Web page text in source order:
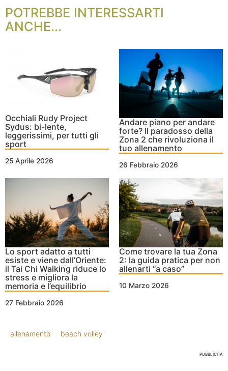
POTREBBE INTERESSARTI
ANCHE...
Occhiali Rudy Project
Sydus: bi-lente,
leggerissimi, per tutti gli
sport
25 Aprile 2026
Andare piano per andare
forte? Il paradosso della
Zona 2 che rivoluziona il
tuo allenamento
26 Febbraio 2026
Lo sport adatto a tutti
esiste e viene dall’Oriente:
il Tai Chi Walking riduce lo
stress e migliora la
memoria e l’equilibrio
27 Febbraio 2026
Come trovare la tua Zona
2: la guida pratica per non
allenarti “a caso”
10 Marzo 2026
allenamento beach volley
PUBBLICITÀ